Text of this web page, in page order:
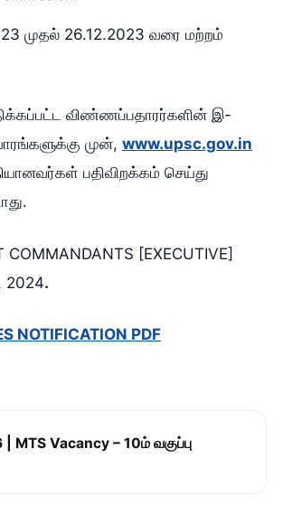
முதல் 26.12.2023 வரை மற்றம்
விண்ணப்பதாரர்களின் இ-
முன், www.upsc.gov.in
பதிவிறக்கம் செய்து
COMMANDANTS [EXECUTIVE]
2024.
NOTIFICATION PDF
Vacancy – 10ம் வகுப்பு